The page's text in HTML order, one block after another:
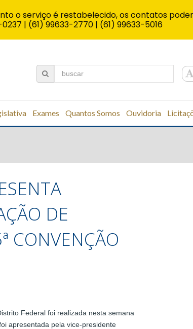
Exames Quantos Somos Ouvidoria
DE
CONVENÇÃO
Federal foi realizada nesta semana
apresentada pela vice-presidente
o serviço é restabelecido, os contatos
0237 | (61) 99633-2770 | (61) 99633-5016